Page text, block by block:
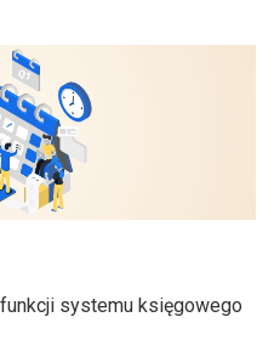
systemu księgowego